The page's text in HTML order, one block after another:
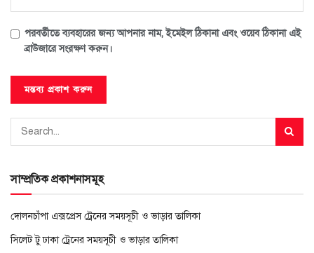
পরবর্তীতে ব্যবহারের জন্য আপনার নাম, ইমেইল ঠিকানা এবং ওয়েব ঠিকানা এই
ব্রাউজারে সংরক্ষণ করুন।
সাম্প্রতিক প্রকাশনাসমূহ
দোলনচাঁপা এক্সপ্রেস ট্রেনের সময়সূচী ও ভাড়ার তালিকা
সিলেট টু ঢাকা ট্রেনের সময়সূচী ও ভাড়ার তালিকা